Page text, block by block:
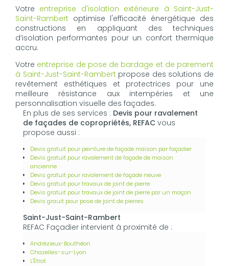
Votre entreprise d'isolation extérieure à Saint-Just-
Saint-Rambert optimise l'efficacité énergétique des
constructions en appliquant des techniques
d’isolation performantes pour un confort thermique
accru.
Votre entreprise de pose de bardage et de parement
à Saint-Just-Saint-Rambert propose des solutions de
revêtement esthétiques et protectrices pour une
meilleure résistance aux intempéries et une
personnalisation visuelle des façades.
En plus de ses services : Devis pour ravalement
de façades de copropriétés, REFAC vous
propose aussi :
Devis gratuit pour peinture de façade maison par façadier
Devis gratuit pour ravalement de façade de maison
ancienne
Devis gratuit pour ravalement de façade neuve
Devis gratuit pour travaux de joint de pierre
Devis gratuit pour travaux de joint de pierre par un maçon
Devis grauit pour pose de joint de pierres
Saint-Just-Saint-Rambert
REFAC Façadier intervient à proximité de :
Andrézieux-Bouthéon
Chazelles-sur-Lyon
L'Étrat